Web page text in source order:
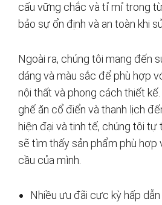
cấu vững chắc và tỉ mỉ trong
bảo sự ổn định và an toàn khi
Ngoài ra, chúng tôi mang đến
dáng và màu sắc để phù hợp
nội thất và phong cách thiết
ghế ăn cổ điển và thanh lịch
hiện đại và tinh tế, chúng tôi tự
sẽ tìm thấy sản phẩm phù hợp
cầu của mình.
Nhiều ưu đãi cực kỳ hấp